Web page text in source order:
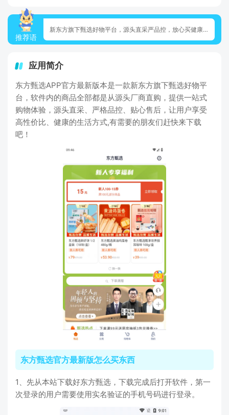
推荐语
新东方旗下甄选好物平台，源头直采严品控，放心买健康好物。
应用简介
东方甄选APP官方最新版本是一款新东方旗下甄选好物平
台，软件内的商品全部都是从源头厂商直购，提供一站式
购物体验，源头直采、严格品控、贴心售后，让用户享受
高性价比、健康的生活方式,有需要的朋友们赶快来下载
吧！
东方甄选官方最新版怎么买东西
1、先从本站下载好东方甄选，下载完成后打开软件，第一
次登录的用户需要使用实名验证的手机号码进行登录。